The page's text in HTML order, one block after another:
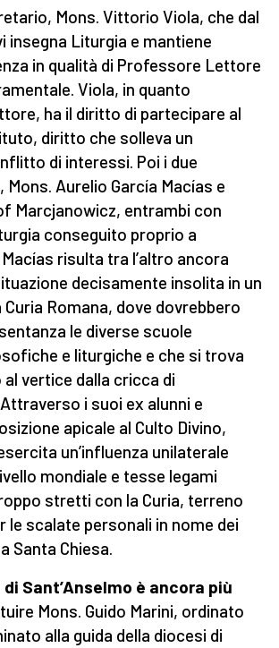
Mons. Vittorio Viola, che dal
insegna Liturgia e mantiene
in qualità di Professore Lettore
Viola, in quanto
ha il diritto di partecipare al
diritto che solleva un
di interessi. Poi i due
Aurelio García Macías e
Marcjanowicz, entrambi con
conseguito proprio a
risulta tra l’altro ancora
decisamente insolita in un
Romana, dove dovrebbero
le diverse scuole
e liturgiche e che si trova
vertice dalla cricca di
i suoi ex alunni e
apicale al Culto Divino,
un’influenza unilaterale
mondiale e tesse legami
stretti con la Curia, terreno
le scalate personali in nome dei
Santa Chiesa.
di Sant’Anselmo è ancora più
Mons. Guido Marini, ordinato
alla guida della diocesi di